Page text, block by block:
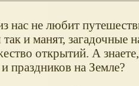
нас не любит
и манят, загадочные
открытий. А
праздников на Земле?